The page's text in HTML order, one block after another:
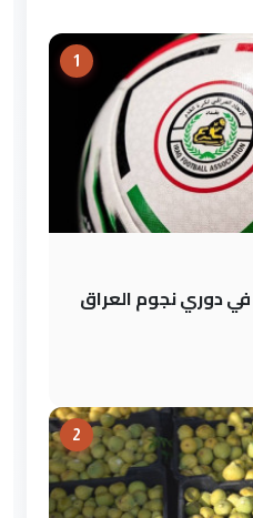
1
: 17 ناديا في دوري نجوم العراق
2